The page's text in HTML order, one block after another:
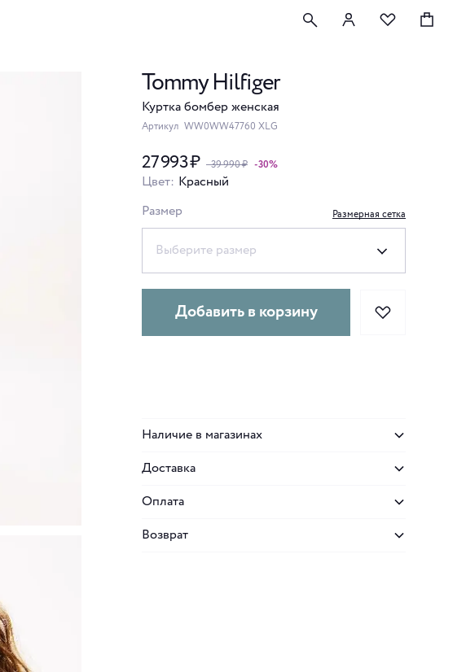
Tommy Hilfiger
Куртка бомбер женская
Артикул WW0WW47760 XLG
27 993 ₽ - 39 990 ₽ -30%
Цвет: Красный
Размер
Размерная сетка
Выберите размер
Добавить в корзину
Наличие в магазинах
Доставка
Оплата
Возврат